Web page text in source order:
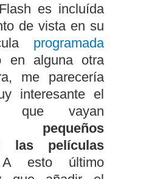
es incluída
de vista en su
programada
en alguna otra
me parecería
interesante el
que vayan
pequeños
las películas
esto último